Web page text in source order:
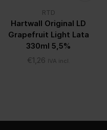
RTD
Hartwall Original LD
Grapefruit Light Lata
330ml 5,5%
€1,26 IVA incl.